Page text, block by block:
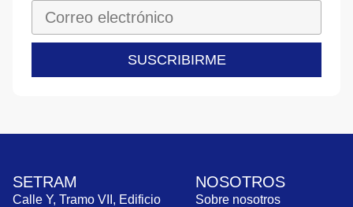
SUSCRIBIRME
SETRAM
Calle Y, Tramo VII, Edificio
NOSOTROS
Sobre nosotros